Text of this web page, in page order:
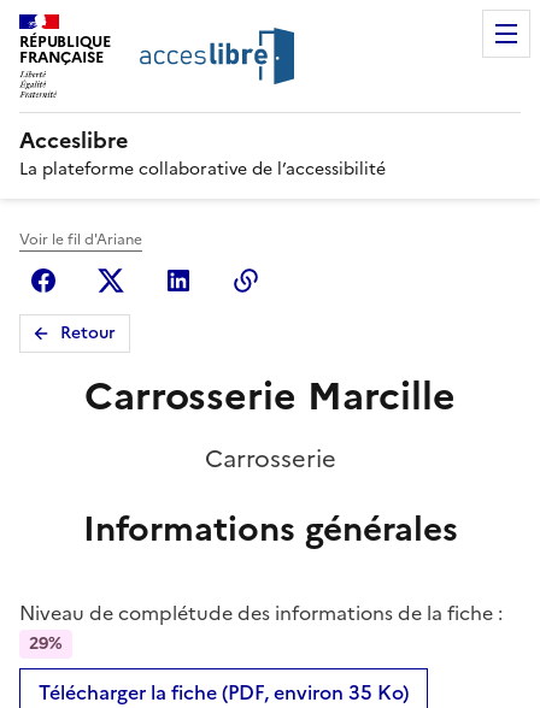
RÉPUBLIQUE
FRANÇAISE
Acceslibre
La plateforme collaborative de l’accessibilité
Voir le fil d'Ariane
FacebookX (anciennement Twitter)
Linkedin
Retour
Carrosserie Marcille
Carrosserie
Informations générales
Niveau de complétude des informations de la fiche :
29%
Télécharger la fiche (PDF, environ 35 Ko)